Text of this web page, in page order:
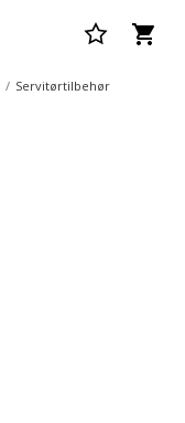
Servitørtilbehør